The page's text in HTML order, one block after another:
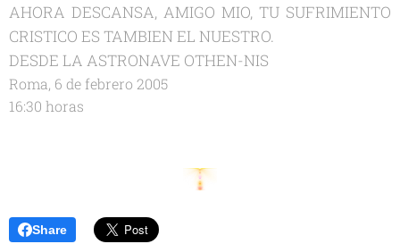
AHORA DESCANSA, AMIGO MIO, TU SUFRIMIENTO
CRISTICO ES TAMBIEN EL NUESTRO.
DESDE LA ASTRONAVE OTHEN-NIS
Roma, 6 de febrero 2005
16:30 horas
Share